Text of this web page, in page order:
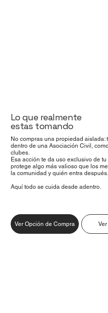
Lo que realmente
estas tomando
No compras una propiedad aislada:
dentro de una Asociación Civil,
clubes.
Esa acción te da uso exclusivo de
protege algo más valioso que los
la comunidad y quién entra después.
Aquí todo se cuida desde adentro.
Ver Opción de Compra